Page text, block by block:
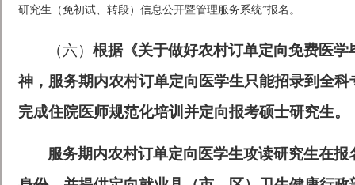
研究生（免初试、转段）信息公开暨管理服务系统”报名。
（六） 根据《关于做好农村订单定向免费医
神，服务期内农村订单定向医学生只能招录到全
完成住院医师规范化培训并定向报考硕士研究生。
服务期内农村订单定向医学生攻读研究生在